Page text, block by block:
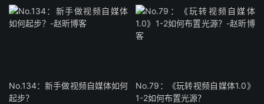
No.134：新手做视频自媒体如何
起步？
No.79：《玩转视频自媒体1.0》
1-2如何布置光源？